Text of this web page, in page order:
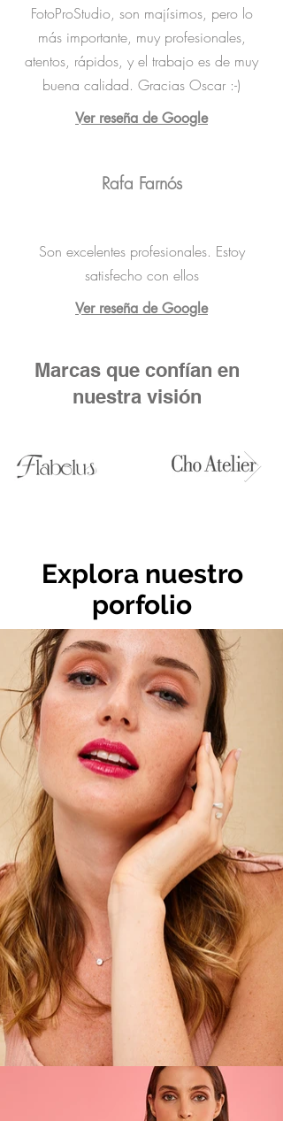
FotoProStudio, son majísimos, pero lo
más importante, muy profesionales,
atentos, rápidos, y el trabajo es de muy
buena calidad. Gracias Oscar :-)
Ver reseña de Google
Rafa Farnós
Son excelentes profesionales. Estoy
satisfecho con ellos
Ver reseña de Google
Marcas que confían en
nuestra visión
Explora nuestro
porfolio